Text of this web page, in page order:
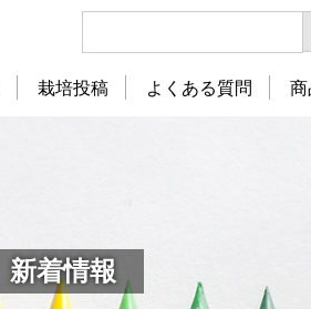
栽培投稿 よくある質問
新着情報